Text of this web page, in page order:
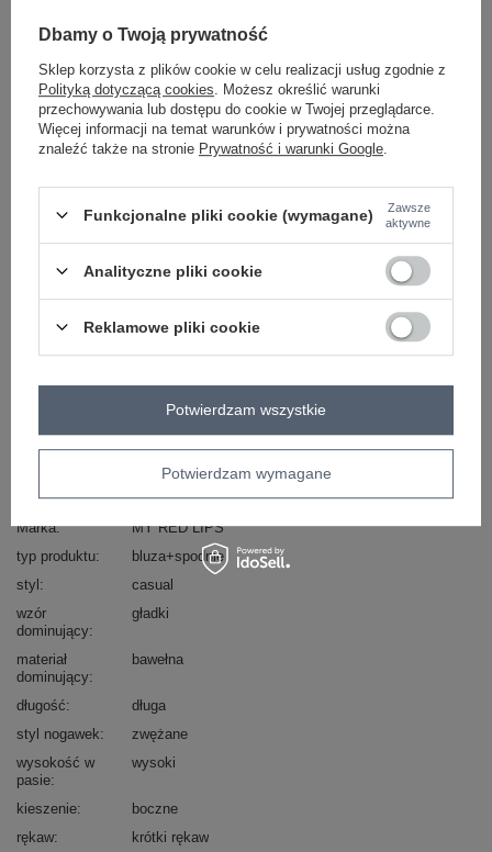
ecru
One size 2016103561124 - +
Zobacz wszystkie kolory (+7)
skład materiału : 70% bawełna, 30% poliester
sposób prania : pranie w pralce w 30°C
Kod produktu
EM-KMPL-786.93
Marka
MY RED LIPS
typ produktu
bluza+spodnie
styl
casual
wzór
dominujący
gładki
materiał
dominujący
bawełna
długość
długa
styl nogawek
zwężane
wysokość w
pasie
wysoki
kieszenie
boczne
rękaw
krótki rękaw
Dbamy o Twoją prywatność
Sklep korzysta z plików cookie w celu realizacji usług zgodnie z
Polityką dotyczącą cookies . Możesz określić warunki
przechowywania lub dostępu do cookie w Twojej przeglądarce.
Więcej informacji na temat warunków i prywatności można
znaleźć także na stronie Prywatność i warunki Google
Funkcjonalne pliki cookie (wymagane)
Zawsze
aktywne
Analityczne pliki cookie
Reklamowe pliki cookie
Potwierdzam wymagane
Potwierdzam wszystkie